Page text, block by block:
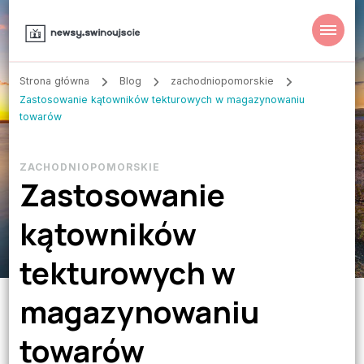
Strona główna Blog
zachodniopomorskie
Zastosowanie kątowników tekturowych w magazynowaniu
towarów
ZACHODNIOPOMORSKIE
Zastosowanie
kątowników
tekturowych w
magazynowaniu
towarów